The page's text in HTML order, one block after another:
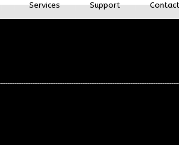
Services Support Contact